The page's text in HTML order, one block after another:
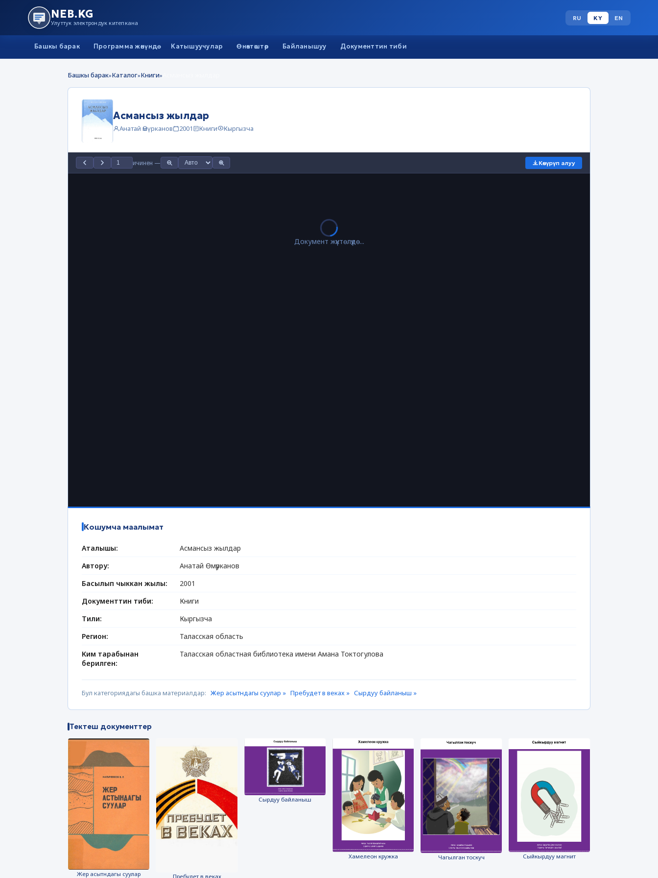
NEB.KG
Улуттук электрондук китепкана
RU KY EN
Башкы барак Программа жөнүндө Катышуучулар Өнөктөштөр Байланышуу Документтин тиби
Башкы барак»Каталог»Книги»
Асмансыз жылдар
Анатай Өмүрканов 2001 Книги Кыргызча
ичинен — Көчүрүп алуу
Документ жүктөлүүдө...
Кошумча маалымат
Аталышы:
Асмансыз жылдар
Автору:
Анатай Өмүрканов
Басылып чыккан жылы:
2001
Документтин тиби:
Книги
Тили:
Кыргызча
Регион:
Таласская область
Ким тарабынан
берилген:
Таласская областная библиотека имени Амана Токтогулова
Бул категориядагы башка материалдар: Жер асытндагы суулар » Пребудет в веках » Сырдуу байланыш »
Тектеш документтер
Жер асытндагы суулар Пребудет в веках
Сырдуу байланыш
Хамелеон кружка Чагылган тоскуч Сыйкырдуу магнит